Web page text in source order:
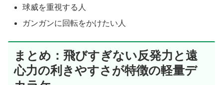
球威を重視する人
ガンガンに回転をかけたい人
まとめ：飛びすぎない反発力と遠
心力の利きやすさが特徴の軽量デ